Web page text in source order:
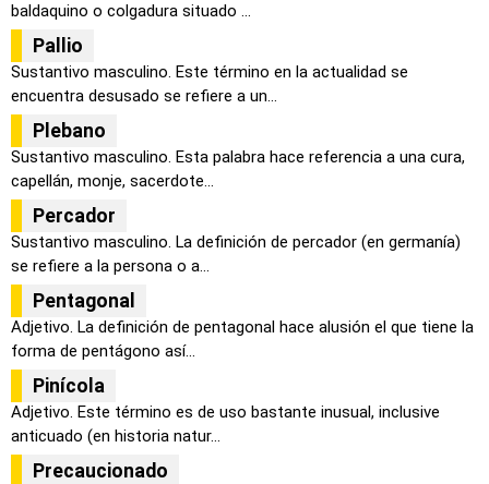
baldaquino o colgadura situado ...
Pallio
Sustantivo masculino. Este término en la actualidad se
encuentra desusado se refiere a un...
Plebano
Sustantivo masculino. Esta palabra hace referencia a una cura,
capellán, monje, sacerdote...
Percador
Sustantivo masculino. La definición de percador (en germanía)
se refiere a la persona o a...
Pentagonal
Adjetivo. La definición de pentagonal hace alusión el que tiene la
forma de pentágono así...
Pinícola
Adjetivo. Este término es de uso bastante inusual, inclusive
anticuado (en historia natur...
Precaucionado